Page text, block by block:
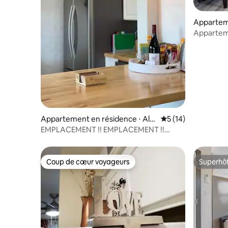
Appartement en résidence ⋅ Alb
uquerque
Évaluation
5 (14)
EMPLACEMENT !! EMPLACEMENT !!
Coup de cœur voyageurs
Coup de cœur voyageurs